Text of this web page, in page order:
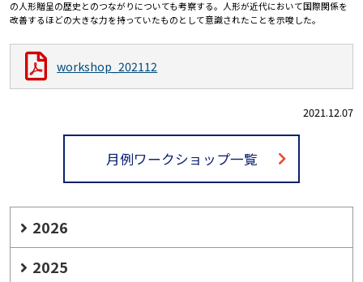
の人形贈呈の歴史とのつながりについても考察する。人形が近代において国際関係を
改善するほどの大きな力を持っていたものとして意識されたことを示唆した。
workshop_202112
2021.12.07
月例ワークショップ一覧
2026
2025